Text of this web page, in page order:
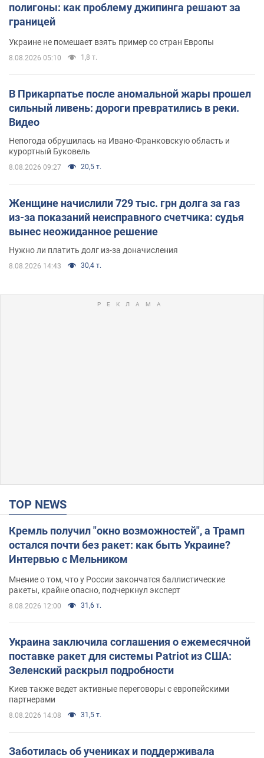
полигоны: как проблему джипинга решают за
границей
Украине не помешает взять пример со стран Европы
8.08.2026 05:10 1,8 т.
В Прикарпатье после аномальной жары прошел
сильный ливень: дороги превратились в реки.
Видео
Непогода обрушилась на Ивано-Франковскую область и
курортный Буковель
8.08.2026 09:27 20,5 т.
Женщине начислили 729 тыс. грн долга за газ
из-за показаний неисправного счетчика: судья
вынес неожиданное решение
Нужно ли платить долг из-за доначисления
8.08.2026 14:43 30,4 т.
TOP NEWS
Кремль получил "окно возможностей", а Трамп
остался почти без ракет: как быть Украине?
Интервью с Мельником
Мнение о том, что у России закончатся баллистические
ракеты, крайне опасно, подчеркнул эксперт
8.08.2026 12:00 31,6 т.
Украина заключила соглашения о ежемесячной
поставке ракет для системы Patriot из США:
Зеленский раскрыл подробности
Киев также ведет активные переговоры с европейскими
партнерами
8.08.2026 14:08 31,5 т.
Заботилась об учениках и поддерживала